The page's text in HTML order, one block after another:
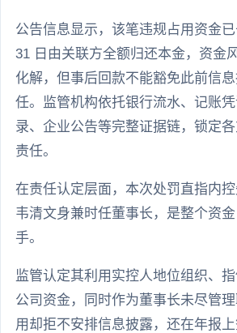
公告信息显示，该笔违规占用资金
31 日由关联方全额归还本金，资金
化解，但事后回款不能豁免此前信
任。监管机构依托银行流水、记账
录、企业公告等完整证据链，锁定
责任。
在责任认定层面，本次处罚直指内
韦清文身兼时任董事长，是整个资
手。
监管认定其利用实控人地位组织、
公司资金，同时作为董事长未尽管
用却拒不安排信息披露，还在年报